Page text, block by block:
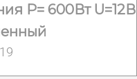
Р= 600Вт U=12В